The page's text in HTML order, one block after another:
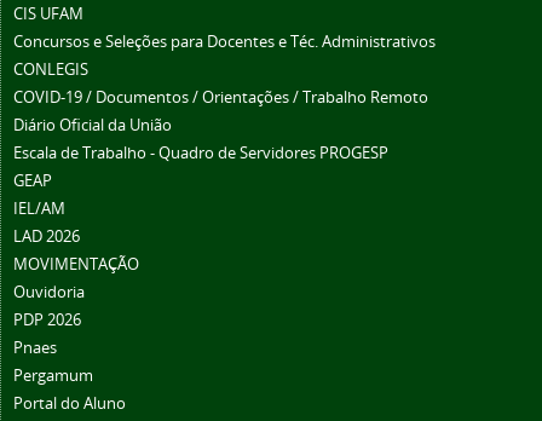
CIS UFAM
Concursos e Seleções para Docentes e Téc. Administrativos
CONLEGIS
COVID-19 / Documentos / Orientações / Trabalho Remoto
Diário Oficial da União
Escala de Trabalho - Quadro de Servidores PROGESP
GEAP
IEL/AM
LAD 2026
MOVIMENTAÇÃO
Ouvidoria
PDP 2026
Pnaes
Pergamum
Portal do Aluno